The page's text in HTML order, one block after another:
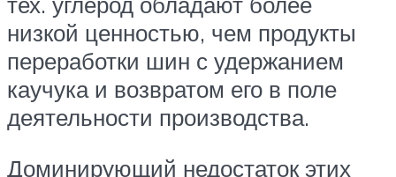
низкой ценностью, чем продукты
переработки шин с удержанием
каучука и возвратом его в поле
деятельности производства.
Доминирующий недостаток этих